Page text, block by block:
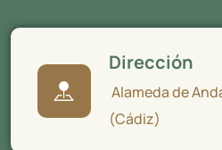
Dirección
Alameda de
(Cádiz)